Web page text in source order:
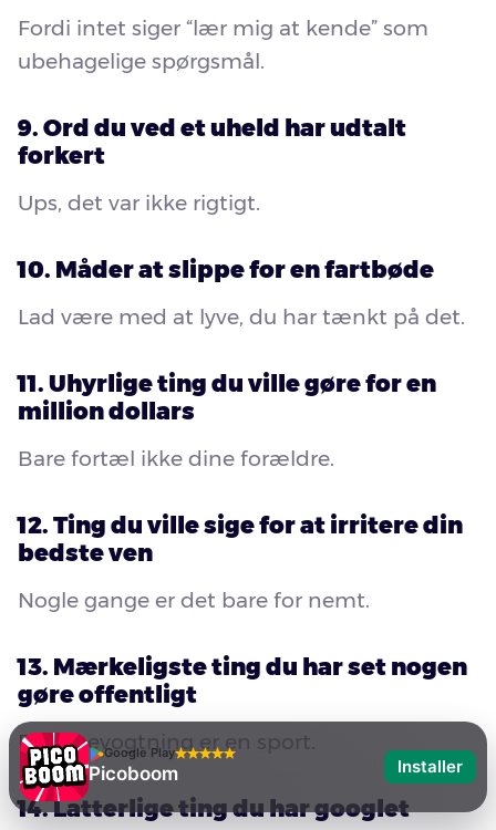
Fordi intet siger “lær mig at kende” som
ubehagelige spørgsmål.
9. Ord du ved et uheld har udtalt
forkert
Ups, det var ikke rigtigt.
10. Måder at slippe for en fartbøde
Lad være med at lyve, du har tænkt på det.
11. Uhyrlige ting du ville gøre for en
million dollars
Bare fortæl ikke dine forældre.
12. Ting du ville sige for at irritere din
bedste ven
Nogle gange er det bare for nemt.
13. Mærkeligste ting du har set nogen
gøre offentligt
Folkebevogtning er en sport.
14. Latterlige ting du har googlet
Google Play
Picoboom Installer